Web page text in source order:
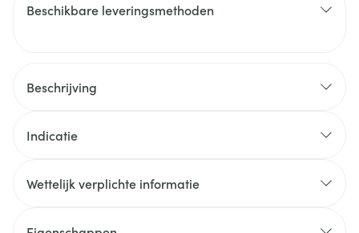
Beschikbare leveringsmethoden
Beschrijving
Indicatie
Wettelijk verplichte informatie